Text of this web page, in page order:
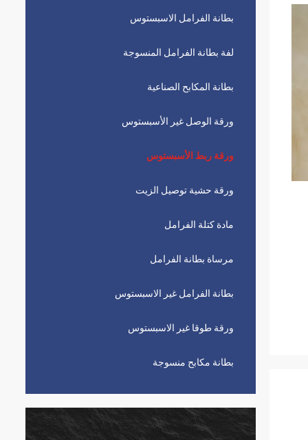
بطانة الفرامل الاسبستوس
لفة بطانة الفرامل المنسوجة
بطانة المكابح الصناعية
ورقة الوصل غير الأسبستوس
ورقة ربط الأسبستوس
ورقة حشية توصيل الزيت
مادة كتلة الفرامل
مرساة بطانة الفرامل
بطانة الفرامل غير الاسبستوس
ورقة طوقا غير الاسبستوس
بطانة مكابح منسوجة